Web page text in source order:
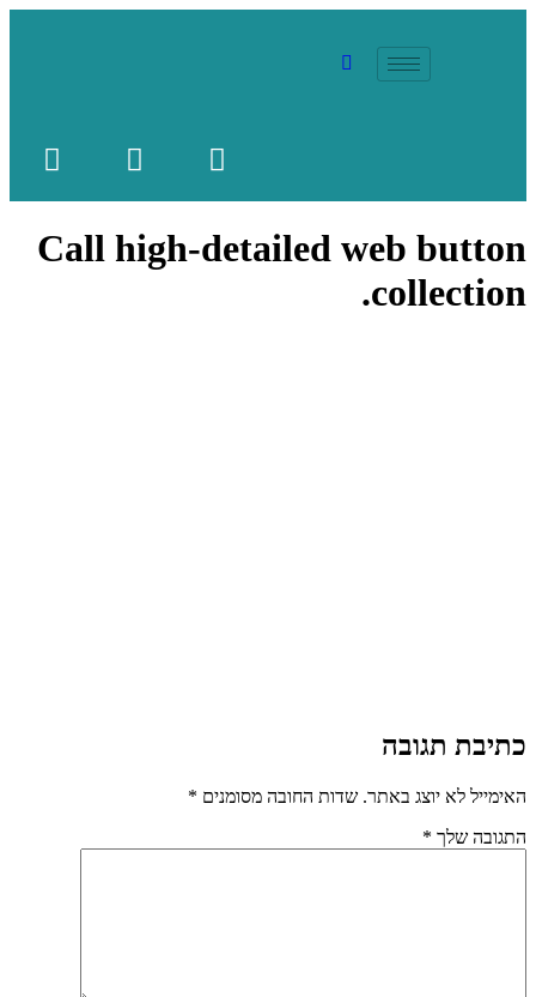
Call high-detailed web button
collection.
כתיבת תגובה
האימייל לא יוצג באתר. שדות החובה מסומנים *
התגובה שלך *